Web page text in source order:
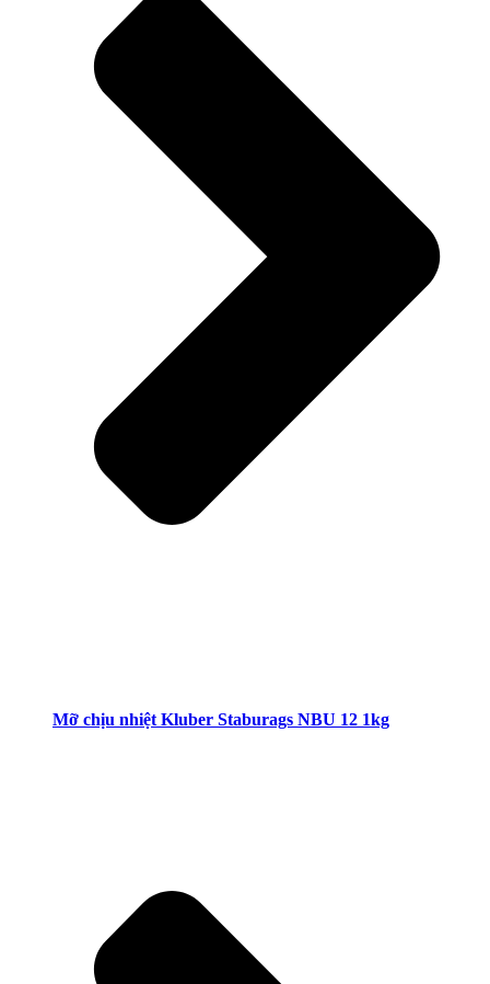
Mỡ chịu nhiệt Kluber Staburags NBU 12 1kg